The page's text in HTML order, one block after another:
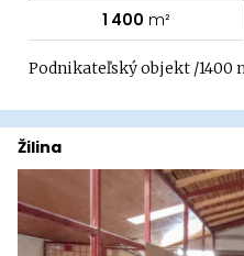
1 400 m²
Podnikateľský objekt /1400
Žilina